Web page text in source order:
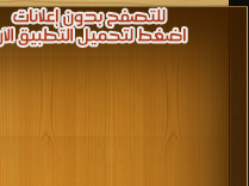
كتب 1966
كتب 1965
كتب 1962
كتب 1961
كتب 1957